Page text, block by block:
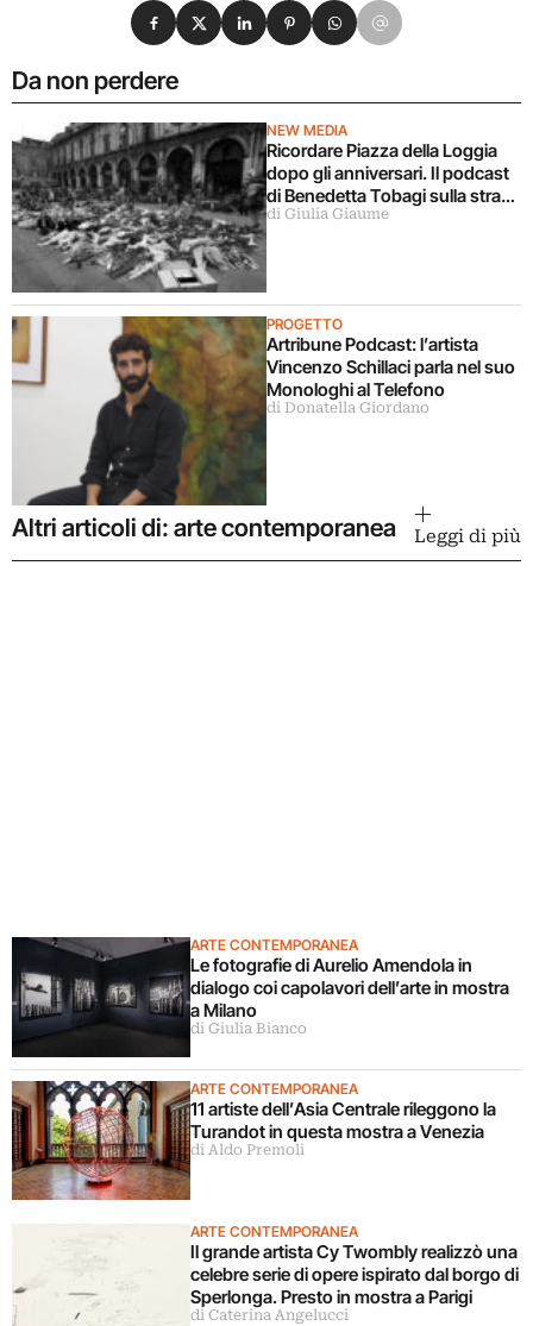
Da non perdere
NEW MEDIA
Ricordare Piazza della Loggia
dopo gli anniversari. Il podcast
di Benedetta Tobagi sulla strage
di Brescia
di Giulia Giaume
PROGETTO
Artribune Podcast: l’artista
Vincenzo Schillaci parla nel suo
Monologhi al Telefono
di Donatella Giordano
Condividi su Facebook
Condividi su X
Condividi su LinkedIn
Condividi su Pinterest
Condividi su WhatsApp
Condividi su Email
Altri articoli di: arte contemporanea Leggi di più
ARTE CONTEMPORANEA
Le fotografie di Aurelio Amendola in
dialogo coi capolavori dell’arte in mostra
a Milano
di Giulia Bianco
ARTE CONTEMPORANEA
11 artiste dell’Asia Centrale rileggono la
Turandot in questa mostra a Venezia
di Aldo Premoli
ARTE CONTEMPORANEA
Il grande artista Cy Twombly realizzò una
celebre serie di opere ispirato dal borgo di
Sperlonga. Presto in mostra a Parigi
di Caterina Angelucci